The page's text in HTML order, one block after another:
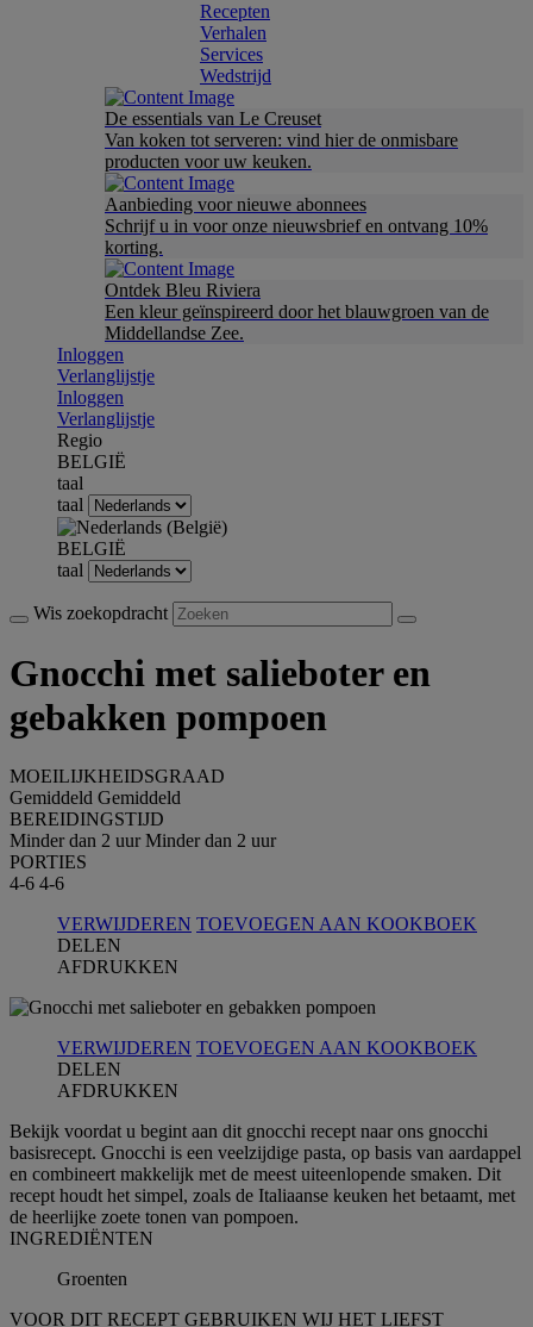
Recepten
Verhalen
Services
Wedstrijd
De essentials van Le Creuset
Van koken tot serveren: vind hier de onmisbare
producten voor uw keuken.
Aanbieding voor nieuwe abonnees
Schrijf u in voor onze nieuwsbrief en ontvang 10%
korting.
Ontdek Bleu Riviera
Een kleur geïnspireerd door het blauwgroen van de
Middellandse Zee.
Inloggen
Verlanglijstje
Inloggen
Verlanglijstje
Regio
BELGIË
taal
taal
BELGIË
taal
Wis zoekopdracht
Gnocchi met salieboter en
gebakken pompoen
MOEILIJKHEIDSGRAAD
Gemiddeld Gemiddeld
BEREIDINGSTIJD
Minder dan 2 uur Minder dan 2 uur
PORTIES
4-6 4-6
VERWIJDEREN TOEVOEGEN AAN KOOKBOEK
DELEN
AFDRUKKEN
VERWIJDEREN TOEVOEGEN AAN KOOKBOEK
DELEN
AFDRUKKEN
Bekijk voordat u begint aan dit gnocchi recept naar ons gnocchi
basisrecept. Gnocchi is een veelzijdige pasta, op basis van aardappel
en combineert makkelijk met de meest uiteenlopende smaken. Dit
recept houdt het simpel, zoals de Italiaanse keuken het betaamt, met
de heerlijke zoete tonen van pompoen.
INGREDIЁNTEN
Groenten
VOOR DIT RECEPT GEBRUIKEN WIJ HET LIEFST